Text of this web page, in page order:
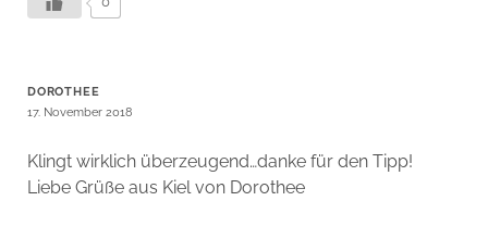
DOROTHEE
17. November 2018
Klingt wirklich überzeugend…danke für den Tipp!
Liebe Grüße aus Kiel von Dorothee